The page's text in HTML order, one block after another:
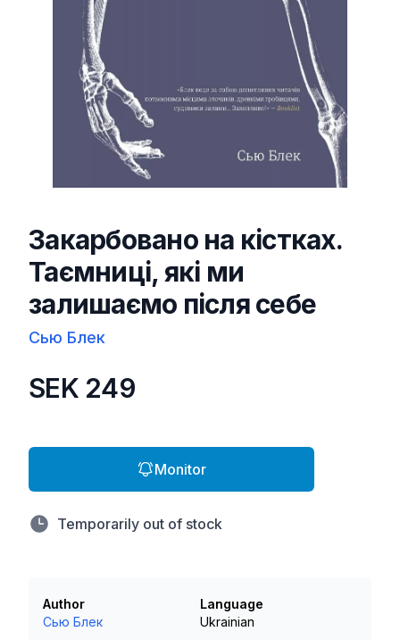
Закарбовано на кістках.
Таємниці, які ми
залишаємо після себе
Сью Блек
SEK 249
Monitor
Temporarily out of stock
Author
Сью Блек
Language
Ukrainian